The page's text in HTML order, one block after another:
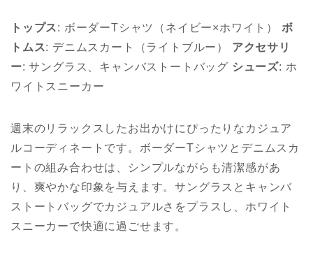
トップス: ボーダーTシャツ（ネイビー×ホワイト） ボ
トムス: デニムスカート（ライトブルー） アクセサリ
ー: サングラス、キャンバストートバッグ シューズ: ホ
ワイトスニーカー
週末のリラックスしたお出かけにぴったりなカジュア
ルコーディネートです。ボーダーTシャツとデニムスカ
ートの組み合わせは、シンプルながらも清潔感があ
り、爽やかな印象を与えます。サングラスとキャンバ
ストートバッグでカジュアルさをプラスし、ホワイト
スニーカーで快適に過ごせます。